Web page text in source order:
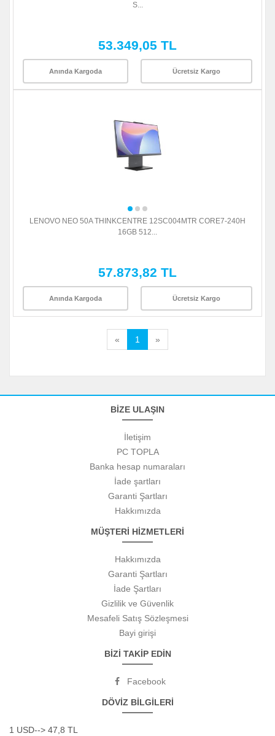
S...
53.349,05 TL
Anında Kargoda Ücretsiz Kargo
LENOVO NEO 50A THINKCENTRE 12SC004MTR CORE7-240H
16GB 512...
57.873,82 TL
Anında Kargoda Ücretsiz Kargo
« 1 »
BİZE ULAŞIN
İletişim
PC TOPLA
Banka hesap numaraları
İade şartları
Garanti Şartları
Hakkımızda
MÜŞTERİ HİZMETLERİ
Hakkımızda
Garanti Şartları
İade Şartları
Gizlilik ve Güvenlik
Mesafeli Satış Sözleşmesi
Bayi girişi
BİZİ TAKİP EDİN
Facebook
DÖVİZ BİLGİLERİ
1 USD--> 47,8 TL